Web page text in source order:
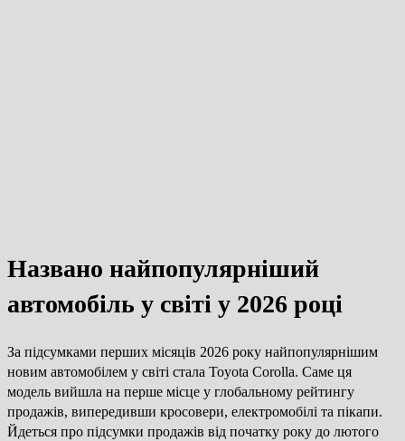
Названо найпопулярніший
автомобіль у світі у 2026 році
За підсумками перших місяців 2026 року найпопулярнішим
новим автомобілем у світі стала Toyota Corolla. Саме ця
модель вийшла на перше місце у глобальному рейтингу
продажів, випередивши кросовери, електромобілі та пікапи.
Йдеться про підсумки продажів від початку року до лютого